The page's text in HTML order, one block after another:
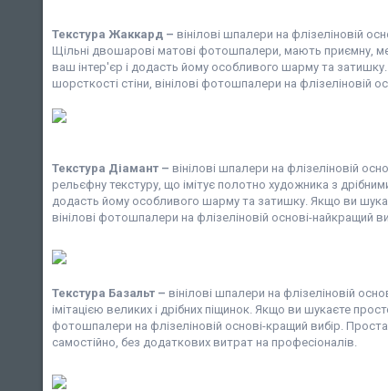
Текстура Жаккард – вінілові шпалери на флізеліновій
Щільні двошарові матові фотошпалери, мають приємну,
ваш інтер'єр і додасть йому особливого шарму та затишку.
шорсткості стіни, вінілові фотошпалери на флізеліновій
Текстура Діамант – вінілові шпалери на флізеліновій
рельєфну текстуру, що імітує полотно художника з
додасть йому особливого шарму та затишку. Якщо ви
вінілові фотошпалери на флізеліновій основі-найкращий
Текстура Базальт – вінілові шпалери на флізеліновій
імітацією великих і дрібних піщинок. Якщо ви шукаєте
фотошпалери на флізеліновій основі-кращий вибір.
самостійно, без додаткових витрат на професіоналів.